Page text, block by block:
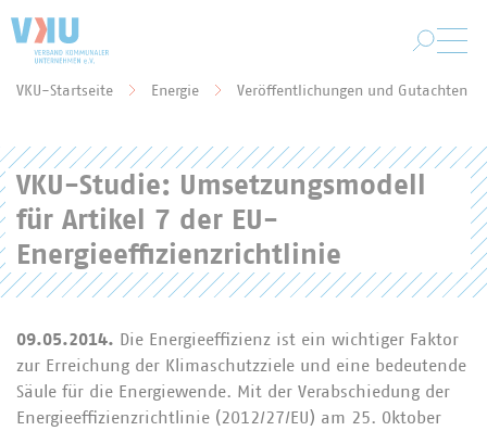
VKU-Startseite Energie Veröffentlichungen und Gutachten
VKU-Studie: Umsetzungsmodell
für Artikel 7 der EU-
Energieeffizienzrichtlinie
09.05.2014. Die Energieeffizienz ist ein wichtiger Faktor
zur Erreichung der Klimaschutzziele und eine bedeutende
Säule für die Energiewende. Mit der Verabschiedung der
Energieeffizienzrichtlinie (2012/27/EU) am 25. Oktober